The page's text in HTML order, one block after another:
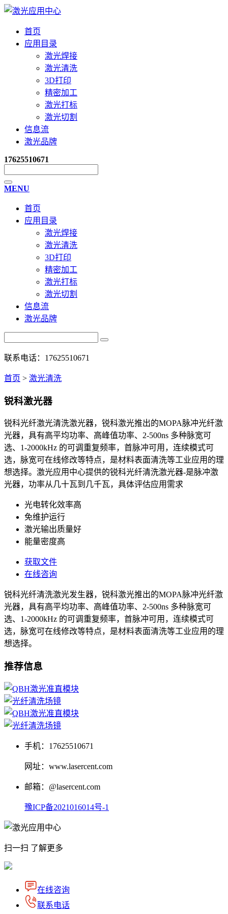
首页
应用目录
激光焊接
激光清洗
3D打印
精密加工
激光打标
激光切割
信息流
激光品牌
17625510671
MENU
首页
应用目录
激光焊接
激光清洗
3D打印
精密加工
激光打标
激光切割
信息流
激光品牌
联系电话：17625510671
首页 > 激光清洗
锐科激光器
锐科光纤激光清洗激光器，锐科激光推出的MOPA脉冲光纤激
光器，具有高平均功率、高峰值功率、2-500ns 多种脉宽可
选、1-2000kHz 的可调重复频率，首脉冲可用，连续模式可
选，脉宽可在线修改等特点，是材料表面清洗等工业应用的理
想选择。激光应用中心提供的锐科光纤清洗激光器-是脉冲激
光器，功率从几十瓦到几千瓦，具体评估应用需求
光电转化效率高
免维护运行
激光输出质量好
能量密度高
获取文件
在线咨询
锐科光纤清洗激光发生器，锐科激光推出的MOPA脉冲光纤激
光器，具有高平均功率、高峰值功率、2-500ns 多种脉宽可
选、1-2000kHz 的可调重复频率，首脉冲可用，连续模式可
选，脉宽可在线修改等特点，是材料表面清洗等工业应用的理
想选择。
推荐信息
手机：17625510671
网址：www.lasercent.com
邮箱：@lasercent.com
豫ICP备2021016014号-1
扫一扫 了解更多
在线咨询
联系电话